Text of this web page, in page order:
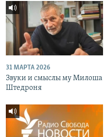
31 МАРТА 2026
Звуки и смыслы му Милоша
Штедроня